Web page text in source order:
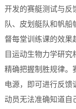
开发的赛艇测试与反
队、皮划艇队和帆
督每堂训练课的效果
目运动生物力学研
精确把握制胜规律。
电源，即可进行反
动员无法准确知道自